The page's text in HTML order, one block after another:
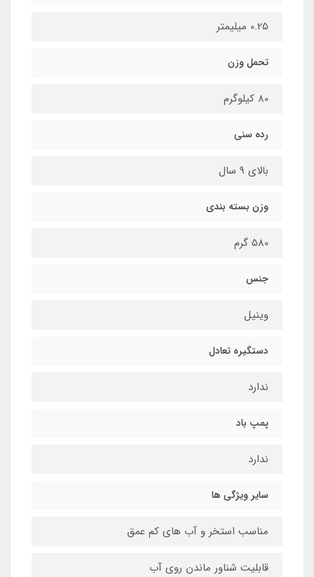
0.25 میلیمتر
تحمل وزن
80 کیلوگرم
رده سنی
بالای 9 سال
وزن بسته بندی
580 گرم
جنس
وینیل
دستگیره تعادل
ندارد
پمپ باد
ندارد
سایر ویژگی ها
مناسب استخر و آب های کم عمق
قابلیت شناور ماندن روی آب